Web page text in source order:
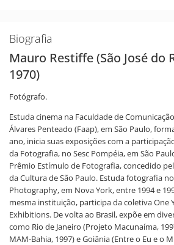
Biografia
Mauro Restiffe (São José do
1970)
Fotógrafo.
Estuda cinema na Faculdade de
Álvares Penteado (Faap), em São Paulo,
ano, inicia suas exposições com a
da Fotografia, no Sesc Pompéia, em São
Prêmio Estímulo de Fotografia, concedido
da Cultura de São Paulo. Estuda fotografia
Photography, em Nova York, entre 1994 e
mesma instituição, participa da coletiva One
Exhibitions. De volta ao Brasil, expõe em
como Rio de Janeiro (Projeto Macunaíma,
MAM-Bahia, 1997) e Goiânia (Entre o Eu e o